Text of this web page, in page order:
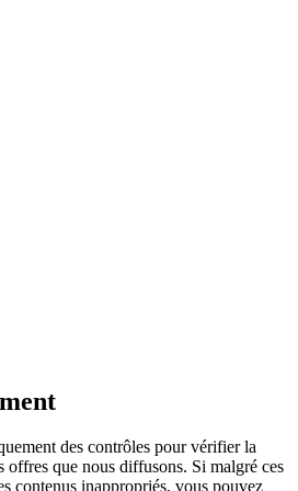
des contrôles pour vérifier la
offres que nous diffusons. Si malgré ces
contenus inappropriés, vous pouvez